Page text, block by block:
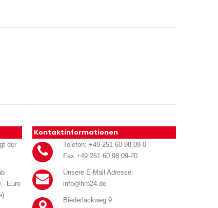
der
Euro
Kontaktinformationen
Telefon: +49 251 60 98 09-0
Fax +49 251 60 98 09-20
Unsere E-Mail Adresse:
info@hrb24.de
Biederlackweg 9